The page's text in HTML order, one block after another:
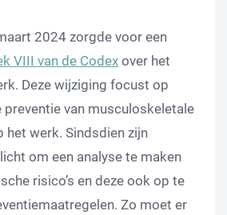
2024 zorgde voor een
VIII van de Codex over het
Deze wijziging focust op
preventie van musculoskeletale
het werk. Sindsdien zijn
om een analyse te maken
risico’s en deze ook op te
Zo moet er